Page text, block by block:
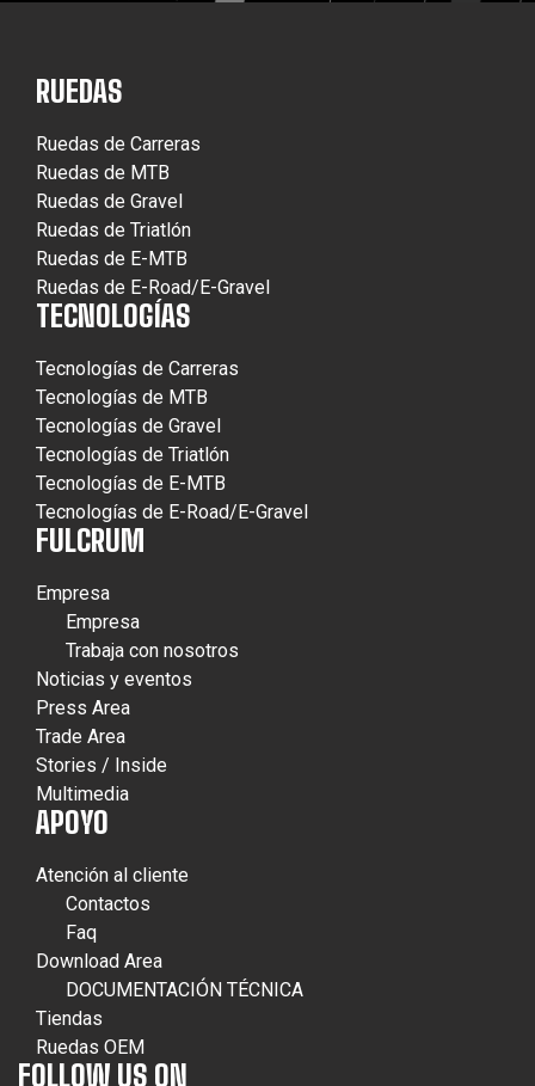
RUEDAS
Ruedas de Carreras
Ruedas de MTB
Ruedas de Gravel
Ruedas de Triatlón
Ruedas de E-MTB
Ruedas de E-Road/E-Gravel
TECNOLOGÍAS
Tecnologías de Carreras
Tecnologías de MTB
Tecnologías de Gravel
Tecnologías de Triatlón
Tecnologías de E-MTB
Tecnologías de E-Road/E-Gravel
FULCRUM
Empresa
Empresa
Trabaja con nosotros
Noticias y eventos
Press Area
Trade Area
Stories / Inside
Multimedia
APOYO
Atención al cliente
Contactos
Faq
Download Area
DOCUMENTACIÓN TÉCNICA
Tiendas
Ruedas OEM
FOLLOW US ON